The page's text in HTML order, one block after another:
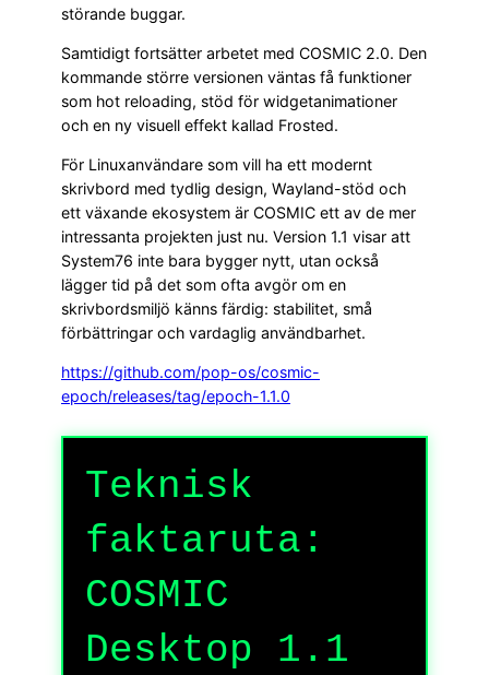
störande buggar.
Samtidigt fortsätter arbetet med COSMIC 2.0. Den
kommande större versionen väntas få funktioner
som hot reloading, stöd för widgetanimationer
och en ny visuell effekt kallad Frosted.
För Linuxanvändare som vill ha ett modernt
skrivbord med tydlig design, Wayland-stöd och
ett växande ekosystem är COSMIC ett av de mer
intressanta projekten just nu. Version 1.1 visar att
System76 inte bara bygger nytt, utan också
lägger tid på det som ofta avgör om en
skrivbordsmiljö känns färdig: stabilitet, små
förbättringar och vardaglig användbarhet.
https://github.com/pop-os/cosmic-
epoch/releases/tag/epoch-1.1.0
Teknisk
faktaruta:
COSMIC
Desktop 1.1